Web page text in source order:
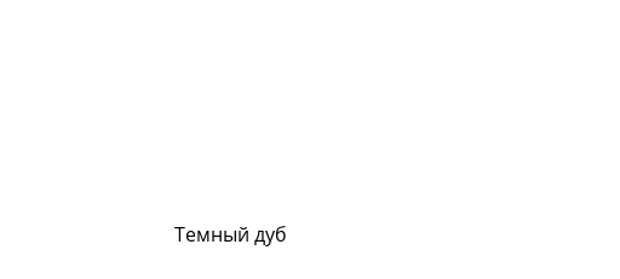
Темный дуб